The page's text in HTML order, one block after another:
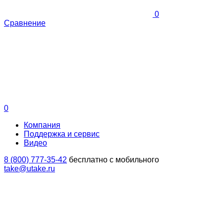
0
Сравнение
0
Компания
Поддержка и сервис
Видео
8 (800) 777-35-42 бесплатно с мобильного
take@utake.ru